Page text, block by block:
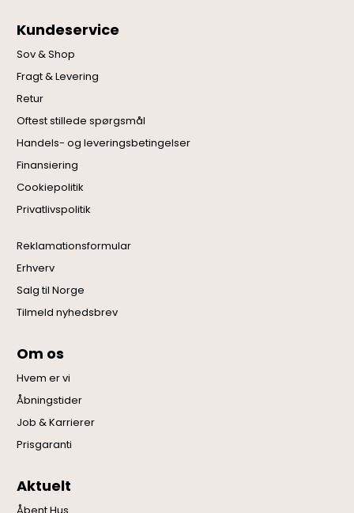
Kundeservice
Sov & Shop
Fragt & Levering
Retur
Oftest stillede spørgsmål
Handels- og leveringsbetingelser
Finansiering
Cookiepolitik
Privatlivspolitik
Reklamationsformular
Erhverv
Salg til Norge
Tilmeld nyhedsbrev
Om os
Hvem er vi
Åbningstider
Job & Karrierer
Prisgaranti
Aktuelt